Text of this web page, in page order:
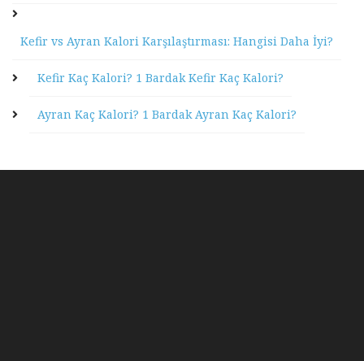
Kefir vs Ayran Kalori Karşılaştırması: Hangisi Daha İyi?
Kefir Kaç Kalori? 1 Bardak Kefir Kaç Kalori?
Ayran Kaç Kalori? 1 Bardak Ayran Kaç Kalori?